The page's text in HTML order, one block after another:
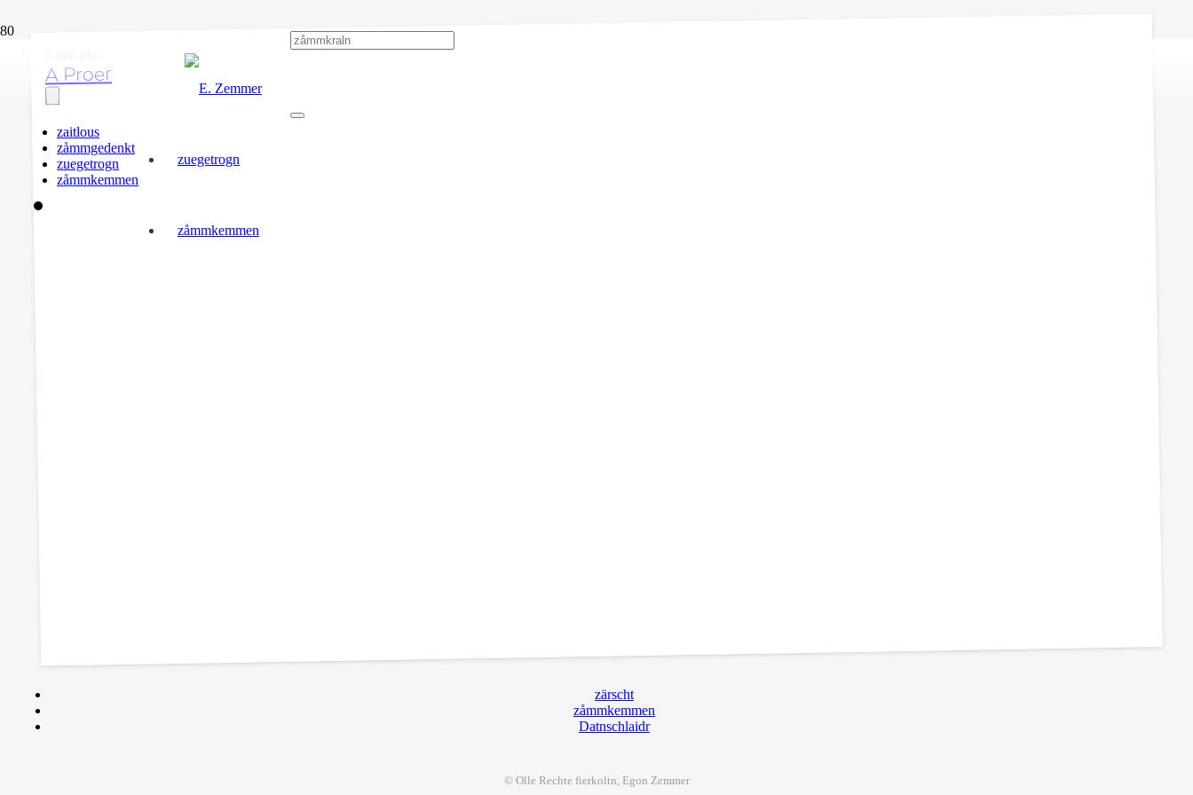
zuegetrogn
zåmmkemmen
zaitlous
zåmmgedenkt
zuegetrogn
zåmmkemmen
A Proer
zärscht
zåmmkemmen
Datnschlaidr
© Olle Rechte fierkoltn, Egon Zemmer